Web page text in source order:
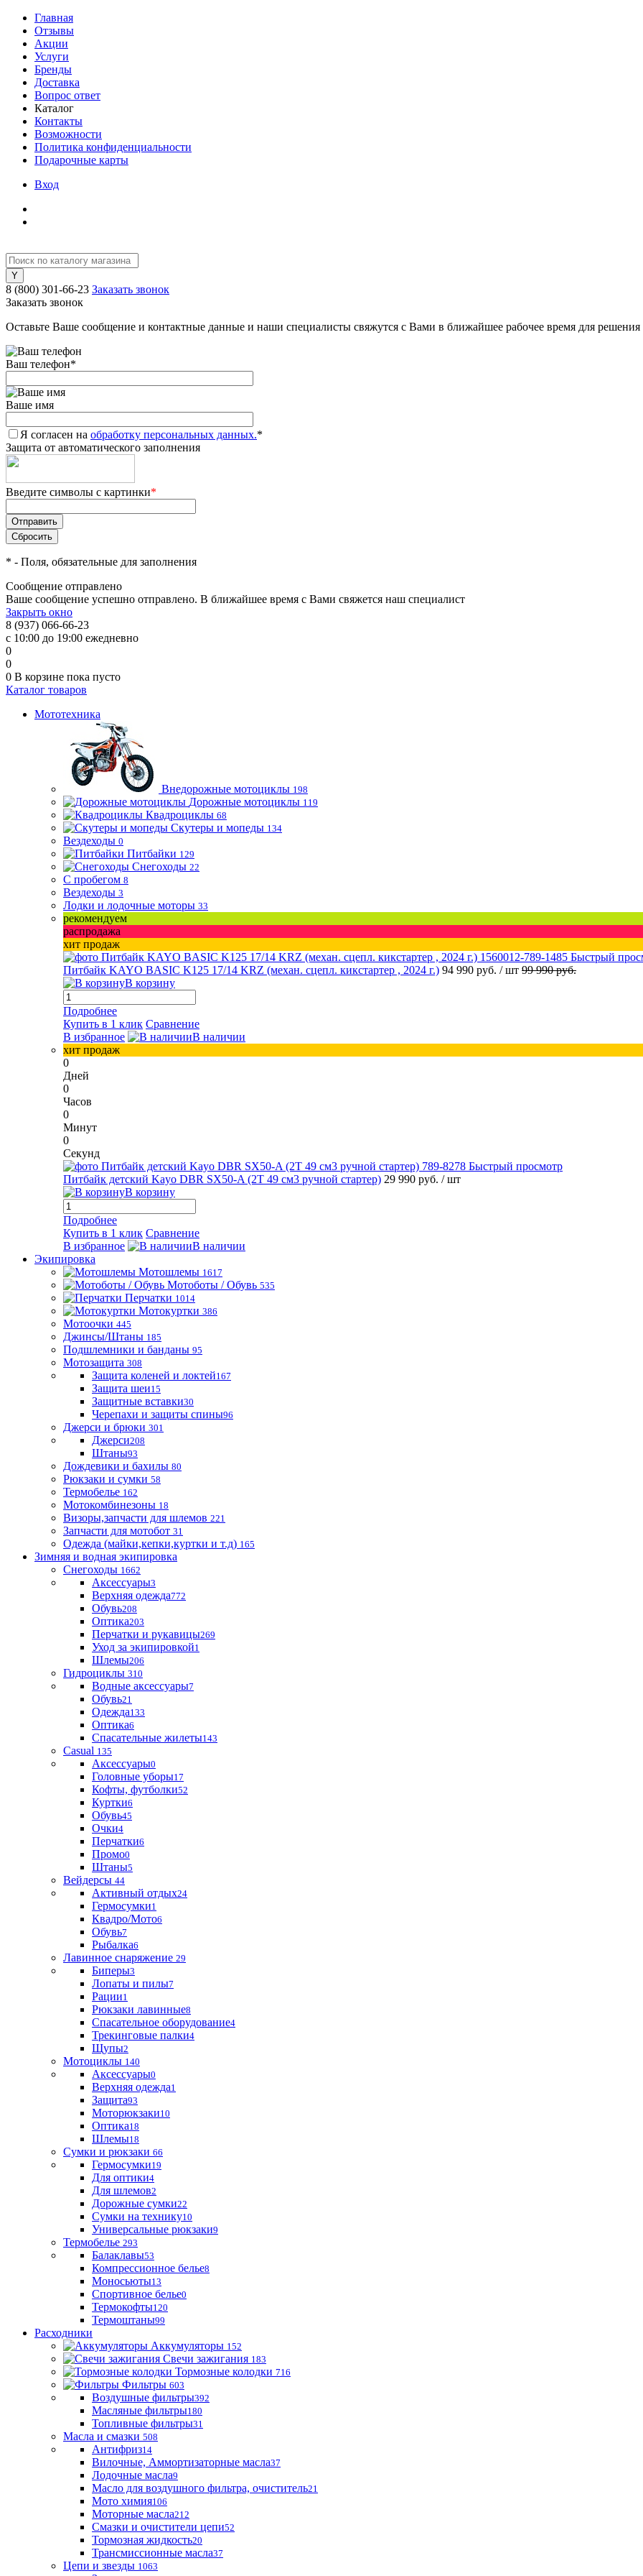
Главная
Отзывы
Акции
Услуги
Бренды
Доставка
Вопрос ответ
Каталог
Контакты
Возможности
Политика конфиденциальности
Подарочные карты
Вход
8 (800) 301-66-23 Заказать звонок
Заказать звонок
Оставьте Ваше сообщение и контактные данные и наши специалисты свяжутся с Вами в ближайшее рабочее время для
Ваш телефон*
Ваше имя
Я согласен на обработку персональных данных.*
Защита от автоматического заполнения
Введите символы с картинки*
* - Поля, обязательные для заполнения
Сообщение отправлено
Ваше сообщение успешно отправлено. В ближайшее время с Вами свяжется наш специалист
Закрыть окно
8 (937) 066-66-23
с 10:00 до 19:00 ежедневно
0
0
0 В корзине пока пусто
Каталог товаров
Мототехника
Внедорожные мотоциклы 198
Дорожные мотоциклы 119
Квадроциклы 68
Скутеры и мопеды 134
Вездеходы 0
Питбайки 129
Снегоходы 22
С пробегом 8
Вездеходы 3
Лодки и лодочные моторы 33
рекомендуем
распродажа
хит продаж
Быстрый
Питбайк KAYO BASIC K125 17/14 KRZ (механ. сцепл. кикстартер , 2024 г.) 94 990 руб. / шт 99 990 руб.
В корзину
Подробнее
Купить в 1 клик Сравнение
В избранное
В наличии
хит продаж
0
Дней
0
Часов
0
Минут
0
Секунд
Быстрый просмотр
Питбайк детский Kayo DBR SX50-A (2T 49 см3 ручной стартер) 29 990 руб. / шт
В корзину
Подробнее
Купить в 1 клик Сравнение
В избранное
В наличии
Экипировка
Мотошлемы 1617
Мотоботы / Обувь 535
Перчатки 1014
Мотокуртки 386
Мотоочки 445
Джинсы/Штаны 185
Подшлемники и банданы 95
Мотозащита 308
Защита коленей и локтей167
Защита шеи15
Защитные вставки30
Черепахи и защиты спины96
Джерси и брюки 301
Джерси208
Штаны93
Дождевики и бахилы 80
Рюкзаки и сумки 58
Термобелье 162
Мотокомбинезоны 18
Визоры,запчасти для шлемов 221
Запчасти для мотобот 31
Одежда (майки,кепки,куртки и т.д) 165
Зимняя и водная экипировка
Снегоходы 1662
Аксессуары3
Верхняя одежда772
Обувь208
Оптика203
Перчатки и рукавицы269
Уход за экипировкой1
Шлемы206
Гидроциклы 310
Водные аксессуары7
Обувь21
Одежда133
Оптика6
Спасательные жилеты143
Casual 135
Аксессуары0
Головные уборы17
Кофты, футболки52
Куртки6
Обувь45
Очки4
Перчатки6
Промо0
Штаны5
Вейдерсы 44
Активный отдых24
Гермосумки1
Квадро/Мото6
Обувь7
Рыбалка6
Лавинное снаряжение 29
Биперы3
Лопаты и пилы7
Рации1
Рюкзаки лавинные8
Спасательное оборудование4
Трекинговые палки4
Щупы2
Мотоциклы 140
Аксессуары0
Верхняя одежда1
Защита93
Моторюкзаки10
Оптика18
Шлемы18
Сумки и рюкзаки 66
Гермосумки19
Для оптики4
Для шлемов2
Дорожные сумки22
Сумки на технику10
Универсальные рюкзаки9
Термобелье 293
Балаклавы53
Компрессионное белье8
Моносьюты13
Спортивное белье0
Термокофты120
Термоштаны99
Расходники
Аккумуляторы 152
Свечи зажигания 183
Тормозные колодки 716
Фильтры 603
Воздушные фильтры392
Масляные фильтры180
Топливные фильтры31
Масла и смазки 508
Антифриз14
Вилочные, Аммортизаторные масла37
Лодочные масла9
Масло для воздушного фильтра, очиститель21
Мото химия106
Моторные масла212
Смазки и очистители цепи52
Тормозная жидкость20
Трансмиссионные масла37
Цепи и звезды 1063